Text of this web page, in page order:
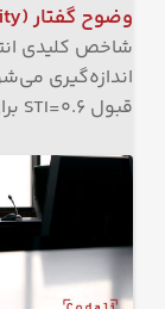
وضوح گفتار(Speech Intelligibility)
قبول STI=0.6 برای سالن‌های نمایش است.